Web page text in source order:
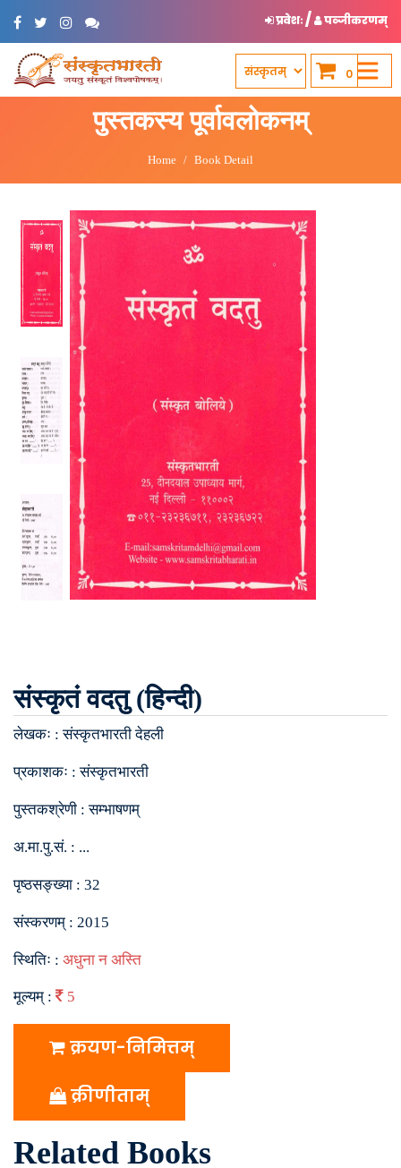
प्रवेशः/ पञ्जीकरणम्
0
पुस्तकस्य पूर्वावलोकनम्
Home Book Detail
संस्कृतं वदतु (हिन्दी)
लेखकः :संस्कृतभारती देहली
प्रकाशकः :संस्कृतभारती
पुस्तकश्रेणी :सम्भाषणम्
अ.मा.पु.सं. : ...
पृष्ठसङ्ख्या : 32
संस्करणम् : 2015
स्थितिः : अधुना न अस्ति
मूल्यम् : 5
क्रयण-निमित्तम्
क्रीणीताम्
Related Books